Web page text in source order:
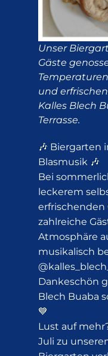
Unser
Gäste
und
Kalles Blech
Terrasse.
🎶 Biergarten
Blasmusik 🎶
Bei
leckerem
erfrischenden
zahlreiche
Atmosphäre
musikalisch
Dankeschön
Blech Buaba
💙
Lust auf
Juli zu